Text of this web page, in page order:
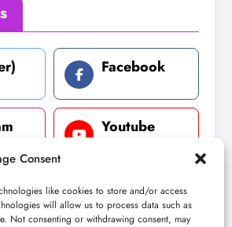
Consent
like cookies to store and/or access
will allow us to process data such as
Not consenting or withdrawing consent, may
Facebook
Youtube